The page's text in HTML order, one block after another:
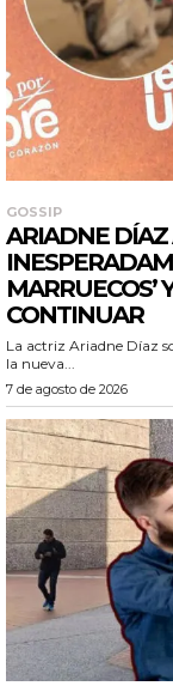
GOSSIP
ARIADNE
MARRUECOS’
CONTINUAR
La actriz Ariadne Díaz
la nueva...
7 de agosto de 2026